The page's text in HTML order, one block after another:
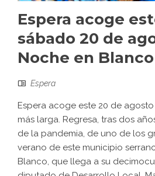
Espera acoge
sábado 20 de
Noche en Blanco
Espera
Espera acoge este 20 de
más larga. Regresa, tras dos
de la pandemia, de uno de los
verano de este municipio
Blanco, que llega a su